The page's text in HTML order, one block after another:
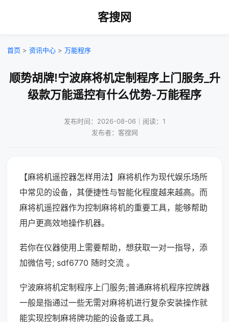
客搜网
首页 > 资讯中心 > 万能程序
顺势胡牌!宁波麻将机定制程序上门服务_升
级款万能遥控有什么优势-万能程序
发布时间：2026-08-06｜阅读：1
发布者：客搜网
【麻将机遥控器怎样用法】麻将机作为现代娱乐场所
中常见的设备，其便捷性与智能化程度越来越高。而
麻将机遥控器作为控制麻将机的重要工具，能够帮助
用户更高效地操作机器。
若你在仪器使用上需要帮助，想获取一对一指导，添
加微信号; sdf6770 随时交流 。
宁波麻将机定制程序上门服务;普通麻将机程序控牌器
一般是指通过一些无需对麻将机进行复杂安装操作就
能实现控制麻将牌功能的设备或工具。